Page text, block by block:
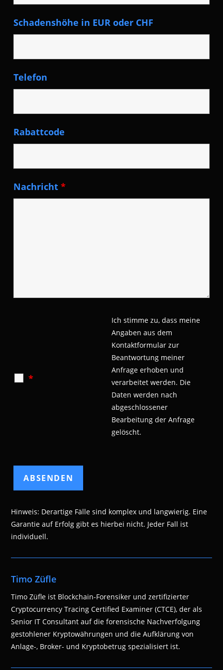
Schadenshöhe in EUR oder CHF
Telefon
Rabattcode
Nachricht*
*
Ich stimme zu, dass meine
Angaben aus dem
Kontaktformular zur
Beantwortung meiner
Anfrage erhoben und
verarbeitet werden. Die
Daten werden nach
abgeschlossener
Bearbeitung der Anfrage
gelöscht.
Hinweis: Derartige Fälle sind komplex und langwierig. Eine
Garantie auf Erfolg gibt es hierbei nicht. Jeder Fall ist
individuell.
Timo Züfle
Timo Züfle ist Blockchain-Forensiker und zertifizierter
Cryptocurrency Tracing Certified Examiner (CTCE), der als
Senior IT Consultant auf die forensische Nachverfolgung
gestohlener Kryptowährungen und die Aufklärung von
Anlage-, Broker- und Kryptobetrug spezialisiert ist.